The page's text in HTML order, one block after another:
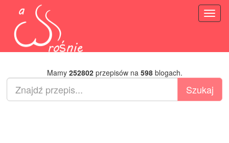
Mamy 252802przepisów na 598blogach.